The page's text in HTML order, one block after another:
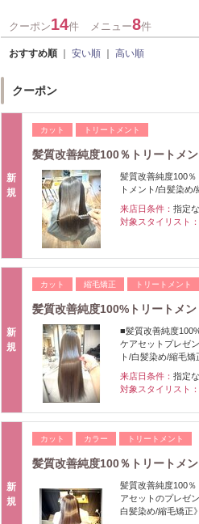
クーポン14件 メニュー8件
おすすめ順 ｜ 安い順 ｜ 高い順
クーポン
新
規
カット トリートメント
髪質改善純度100％トリートメ
髪質改善純度100
トメント/白髪染め/
来店日条件： 指定
対象スタイリスト：
新
規
カット 縮毛矯正 トリートメント
髪質改善純度100%トリートメ
■髪質改善純度
ケアセットプレゼ
ト/白髪染め/縮毛矯
来店日条件： 指定
対象スタイリスト：
新
規
カット カラー トリートメント
髪質改善純度100％トリートメ
髪質改善純度100
アセットのプレゼ
白髪染め/縮毛矯